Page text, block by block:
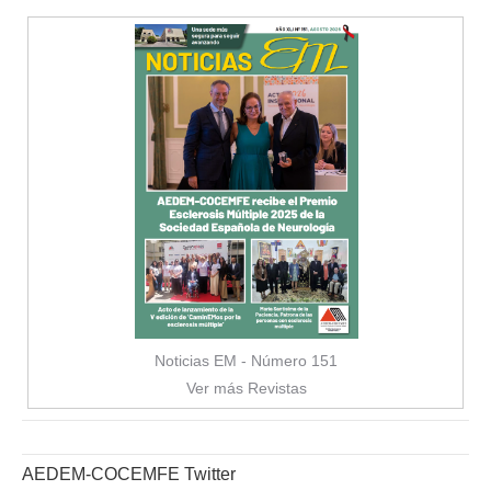
Noticias EM - Número 151
Ver más Revistas
AEDEM-COCEMFE Twitter